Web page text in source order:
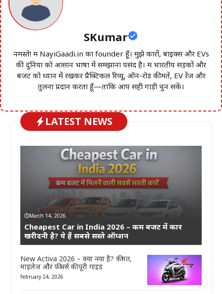
SKumar
नमस्ते! मैं NayiGaadi.in का founder हूँ। मुझे कारों, बाइक्स और EVs
की दुनिया को आसान भाषा में समझाना पसंद है। मैं भारतीय सड़कों और
बजट को ध्यान में रखकर प्रैक्टिकल रिव्यू, ऑन-रोड कीमतें, EV रेंज और
तुलना प्रदान करता हूँ—ताकि आप सही गाड़ी चुन सकें।
LATEST NEWS
March 14, 2026
Cheapest Car in India 2026 – कम बजट में कार
खरीदनी है? ये हैं सबसे सस्ते ऑप्शन
New Activa 2026 – क्या नया है? कीमत,
माइलेज और फीचर्स की पूरी गाइड
February 24, 2026